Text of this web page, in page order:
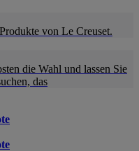
von Le Creuset.
die Wahl und lassen Sie
das